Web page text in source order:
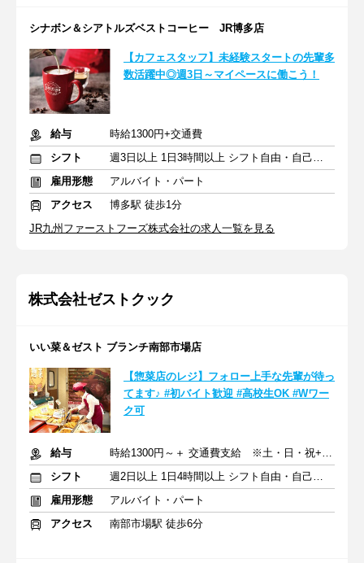
シナボン＆シアトルズベストコーヒー JR博多店
【カフェスタッフ】未経験スタートの先輩多
数活躍中◎週3日～マイペースに働こう！
給与
時給1300円+交通費
シフト
週3日以上 1日3時間以上 シフト自由・自己申告
雇用形態
アルバイト・パート
アクセス
博多駅 徒歩1分
JR九州ファーストフーズ株式会社の求人一覧を見る
株式会社ゼストクック
いい菜＆ゼスト ブランチ南部市場店
【惣菜店のレジ】フォロー上手な先輩が待っ
てます♪ #初バイト歓迎 #高校生OK #Wワー
ク可
給与
時給1300円～＋ 交通費支給 ※土・日・祝+100円
シフト
週2日以上 1日4時間以上 シフト自由・自己申告
雇用形態
アルバイト・パート
アクセス
南部市場駅 徒歩6分